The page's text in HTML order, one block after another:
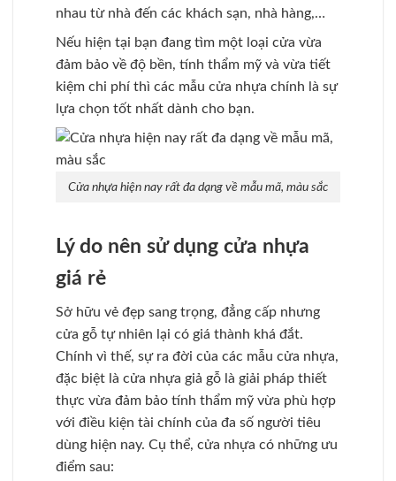
nhau từ nhà đến các khách sạn, nhà hàng,…
Nếu hiện tại bạn đang tìm một loại cửa vừa
đảm bảo về độ bền, tính thẩm mỹ và vừa tiết
kiệm chi phí thì các mẫu cửa nhựa chính là sự
lựa chọn tốt nhất dành cho bạn.
Cửa nhựa hiện nay rất đa dạng về mẫu mã, màu sắc
Lý do nên sử dụng cửa nhựa
giá rẻ
Sở hữu vẻ đẹp sang trọng, đẳng cấp nhưng
cửa gỗ tự nhiên lại có giá thành khá đắt.
Chính vì thế, sự ra đời của các mẫu cửa nhựa,
đặc biệt là cửa nhựa giả gỗ là giải pháp thiết
thực vừa đảm bảo tính thẩm mỹ vừa phù hợp
với điều kiện tài chính của đa số người tiêu
dùng hiện nay. Cụ thể, cửa nhựa có những ưu
điểm sau: